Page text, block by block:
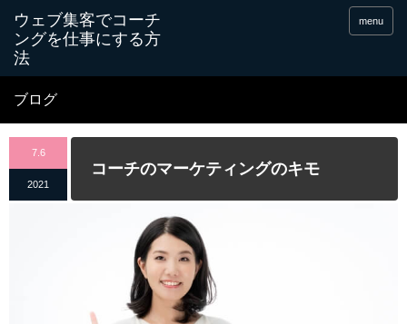
menu
ブログ
7.6
2021
コーチのマーケティングのキモ